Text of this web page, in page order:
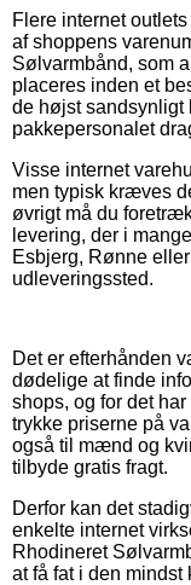
Flere internet
af shoppens
Sølvarmbånd, som
placeres inden et
de højst sandsynligt
pakkepersonalet
Visse internet
men typisk kræves
øvrigt må du
levering, der i
Esbjerg, Rønne
udleveringssted.
Det er efterhånden
dødelige at finde
shops, og for det
trykke priserne på
også til mænd og
tilbyde gratis fragt.
Derfor kan det
enkelte internet
Rhodineret
at få fat i den mindst